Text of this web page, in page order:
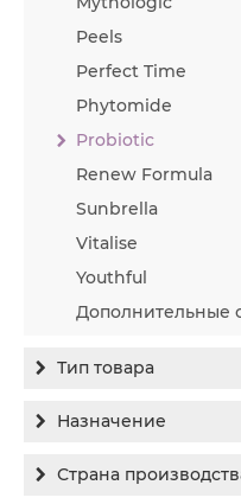
Peels
Perfect Time
Phytomide
Probiotic
Renew Formula
Sunbrella
Vitalise
Youthful
Дополнительные
Тип товара
Бальзам
Концентрат
Назначение
Страна